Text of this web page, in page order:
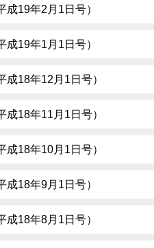
19年2月1日号）
19年1月1日号）
18年12月1日号）
18年11月1日号）
18年10月1日号）
18年9月1日号）
18年8月1日号）